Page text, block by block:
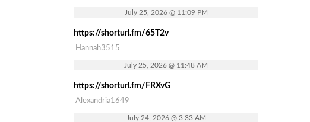
July 25, 2026 @ 11:09 PM
https://shorturl.fm/65T2v
Hannah3515
July 25, 2026 @ 11:48 AM
https://shorturl.fm/FRXvG
Alexandria1649
July 24, 2026 @ 3:33 AM